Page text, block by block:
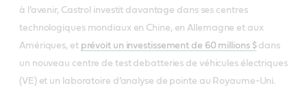
à l’avenir, Castrol investit davantage dans ses centres
technologiques mondiaux en Chine, en Allemagne et aux
Amériques, et prévoit un investissement de 60 millions $dans
un nouveau centre de test debatteries de véhicules électriques
(VE) et un laboratoire d’analyse de pointe au Royaume-Uni.